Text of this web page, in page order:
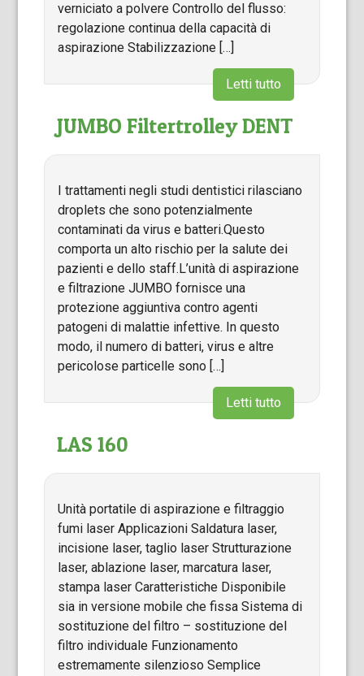
verniciato a polvere Controllo del flusso:
regolazione continua della capacità di
aspirazione Stabilizzazione […]
Letti tutto
JUMBO Filtertrolley DENT
I trattamenti negli studi dentistici rilasciano
droplets che sono potenzialmente
contaminati da virus e batteri.Questo
comporta un alto rischio per la salute dei
pazienti e dello staff.L’unità di aspirazione
e filtrazione JUMBO fornisce una
protezione aggiuntiva contro agenti
patogeni di malattie infettive. In questo
modo, il numero di batteri, virus e altre
pericolose particelle sono […]
Letti tutto
LAS 160
Unità portatile di aspirazione e filtraggio
fumi laser Applicazioni Saldatura laser,
incisione laser, taglio laser Strutturazione
laser, ablazione laser, marcatura laser,
stampa laser Caratteristiche Disponibile
sia in versione mobile che fissa Sistema di
sostituzione del filtro – sostituzione del
filtro individuale Funzionamento
estremamente silenzioso Semplice